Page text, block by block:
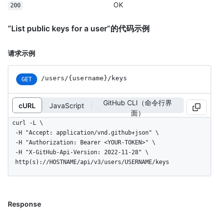
200 OK
“List public keys for a user”的代码示例
请求示例
GET /users/{username}/keys
cURL JavaScript
GitHub CLI（命令行界
面）
curl -L \
  http(s)://HOSTNAME/api/v3/users/USERNAME/keys
Response